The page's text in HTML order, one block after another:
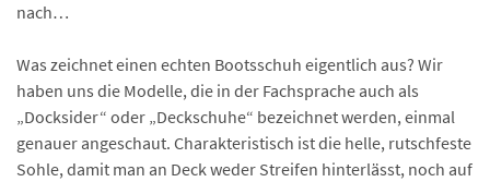
nach…
Was zeichnet einen echten Bootsschuh eigentlich aus? Wir
haben uns die Modelle, die in der Fachsprache auch als
„Docksider“ oder „Deckschuhe“ bezeichnet werden, einmal
genauer angeschaut. Charakteristisch ist die helle, rutschfeste
Sohle, damit man an Deck weder Streifen hinterlässt, noch auf